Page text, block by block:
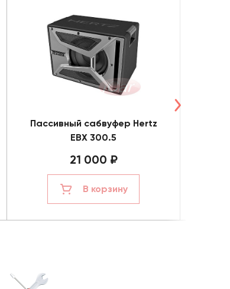
Пассивный сабвуфер Hertz
EBX 300.5
21 000 ₽
В корзину